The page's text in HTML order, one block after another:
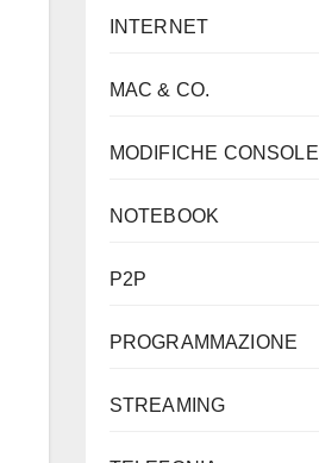
INTERNET
MAC & CO.
MODIFICHE CONSOLE
NOTEBOOK
P2P
PROGRAMMAZIONE
STREAMING